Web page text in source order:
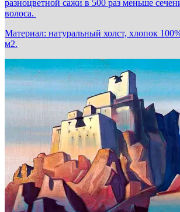
разноцветной сажи в 500 раз меньше
волоса.
Материал: натуральный холст, хлопок
м2.